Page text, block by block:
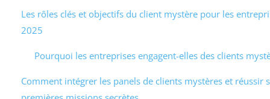
Les rôles clés et objectifs du client mystère pour les
2025
Pourquoi les entreprises engagent-elles des clients
Comment intégrer les panels de clients mystères et réussir